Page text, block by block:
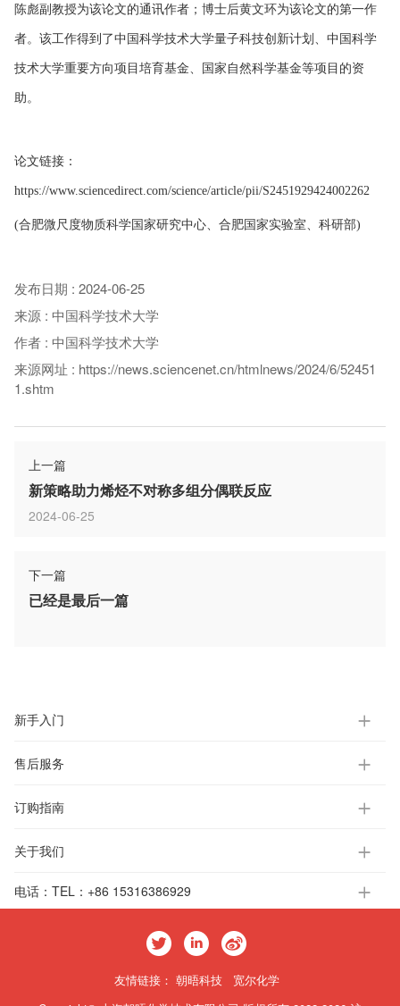
陈彪副教授为该论文的通讯作者；博士后黄文环为该论文的第一作
者。该工作得到了中国科学技术大学量子科技创新计划、中国科学
技术大学重要方向项目培育基金、国家自然科学基金等项目的资
助。
论文链接：
https://www.sciencedirect.com/science/article/pii/S2451929424002262
(合肥微尺度物质科学国家研究中心、合肥国家实验室、科研部)
发布日期 : 2024-06-25
来源 : 中国科学技术大学
作者 : 中国科学技术大学
来源网址 : https://news.sciencenet.cn/htmlnews/2024/6/52451
1.shtm
上一篇
新策略助力烯烃不对称多组分偶联反应
2024-06-25
下一篇
已经是最后一篇
新手入门
售后服务
订购指南
关于我们
电话： TEL：+86 15316386929
友情链接： 朝晤科技
宽尔化学